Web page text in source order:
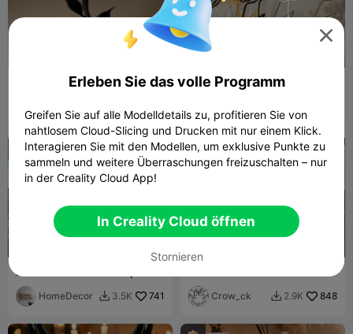
Rosen-Dekor
Minimalistische
Drahtblumen - Vasendekor
udios
Niedlicher Herz-Oktopus
Gelenkig Flexi
HomeDecor  3.5K 741 Crow_ck  2.9K 848

Erleben Sie das volle Programm
Greifen Sie auf alle Modelldetails zu, profitieren Sie von
nahtlosem Cloud-Slicing und Drucken mit nur einem Klick.
Interagieren Sie mit den Modellen, um exklusive Punkte zu
sammeln und weitere Überraschungen freizuschalten – nur
in der Creality Cloud App!
In Creality Cloud öffnen
Stornieren